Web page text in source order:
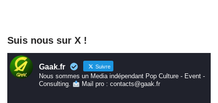
Suis nous sur X !
Gaak.fr Suivre
Nous sommes un Media indépendant Pop Culture - Event -
Consulting.
Mail pro : contacts@gaak.fr